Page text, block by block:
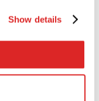
Show details